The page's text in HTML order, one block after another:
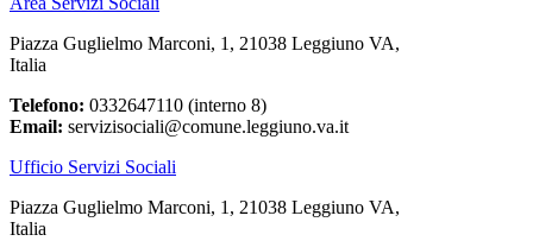
Piazza Guglielmo Marconi, 1, 21038 Leggiuno VA,
Italia
Telefono: 0332647110 (interno 8)
Email: servizisociali@comune.leggiuno.va.it
Ufficio Servizi Sociali
Piazza Guglielmo Marconi, 1, 21038 Leggiuno VA,
Italia